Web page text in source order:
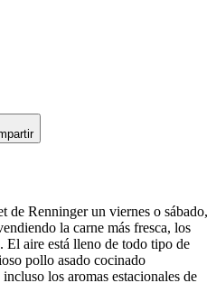
de Renninger un viernes o sábado,
la carne más fresca, los
El aire está lleno de todo tipo de
pollo asado cocinado
los aromas estacionales de